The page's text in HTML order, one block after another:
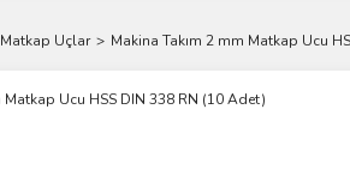
Matkap Uçlar Makina Takım 2 mm Matkap Ucu